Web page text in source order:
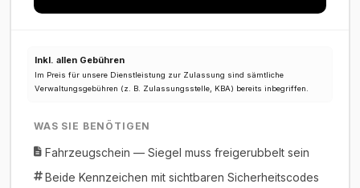
Inkl. allen Gebühren
Im Preis für unsere Dienstleistung zur Zulassung sind sämtliche
Verwaltungsgebühren (z. B. Zulassungsstelle, KBA) bereits inbegriffen.
WAS SIE BENÖTIGEN
Fahrzeugschein — Siegel muss freigerubbelt sein
Beide Kennzeichen mit sichtbaren Sicherheitscodes